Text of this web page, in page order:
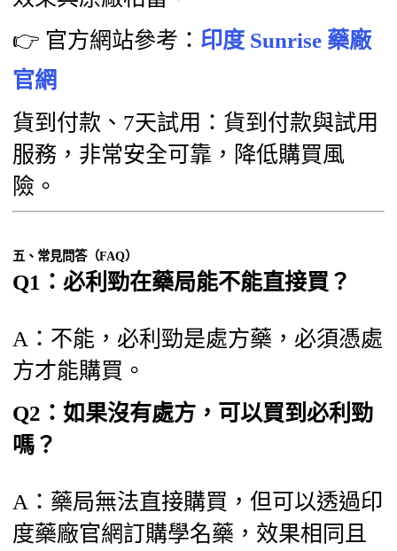
👉 官方網站參考： 印度 Sunrise 藥廠
官網
貨到付款、7天試用：貨到付款與試用
服務，非常安全可靠，降低購買風
險。
五、常見問答（FAQ）
Q1：必利勁在藥局能不能直接買？
A：不能，必利勁是處方藥，必須憑處
方才能購買。
Q2：如果沒有處方，可以買到必利勁
嗎？
A：藥局無法直接購買，但可以透過印
度藥廠官網訂購學名藥，效果相同且